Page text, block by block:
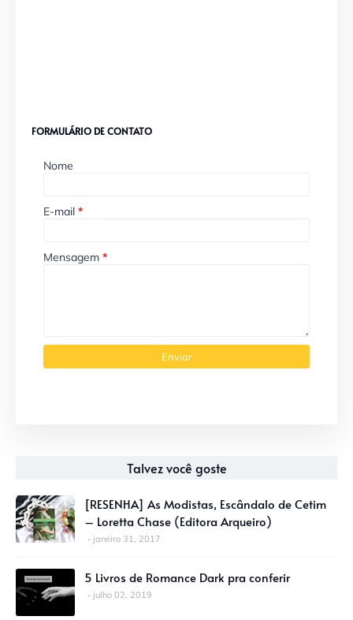
FORMULÁRIO DE CONTATO
Nome
E-mail *
Mensagem *
Talvez você goste
[RESENHA] As Modistas, Escândalo de Cetim
– Loretta Chase (Editora Arqueiro)
janeiro 31, 2017
5 Livros de Romance Dark pra conferir
julho 02, 2019